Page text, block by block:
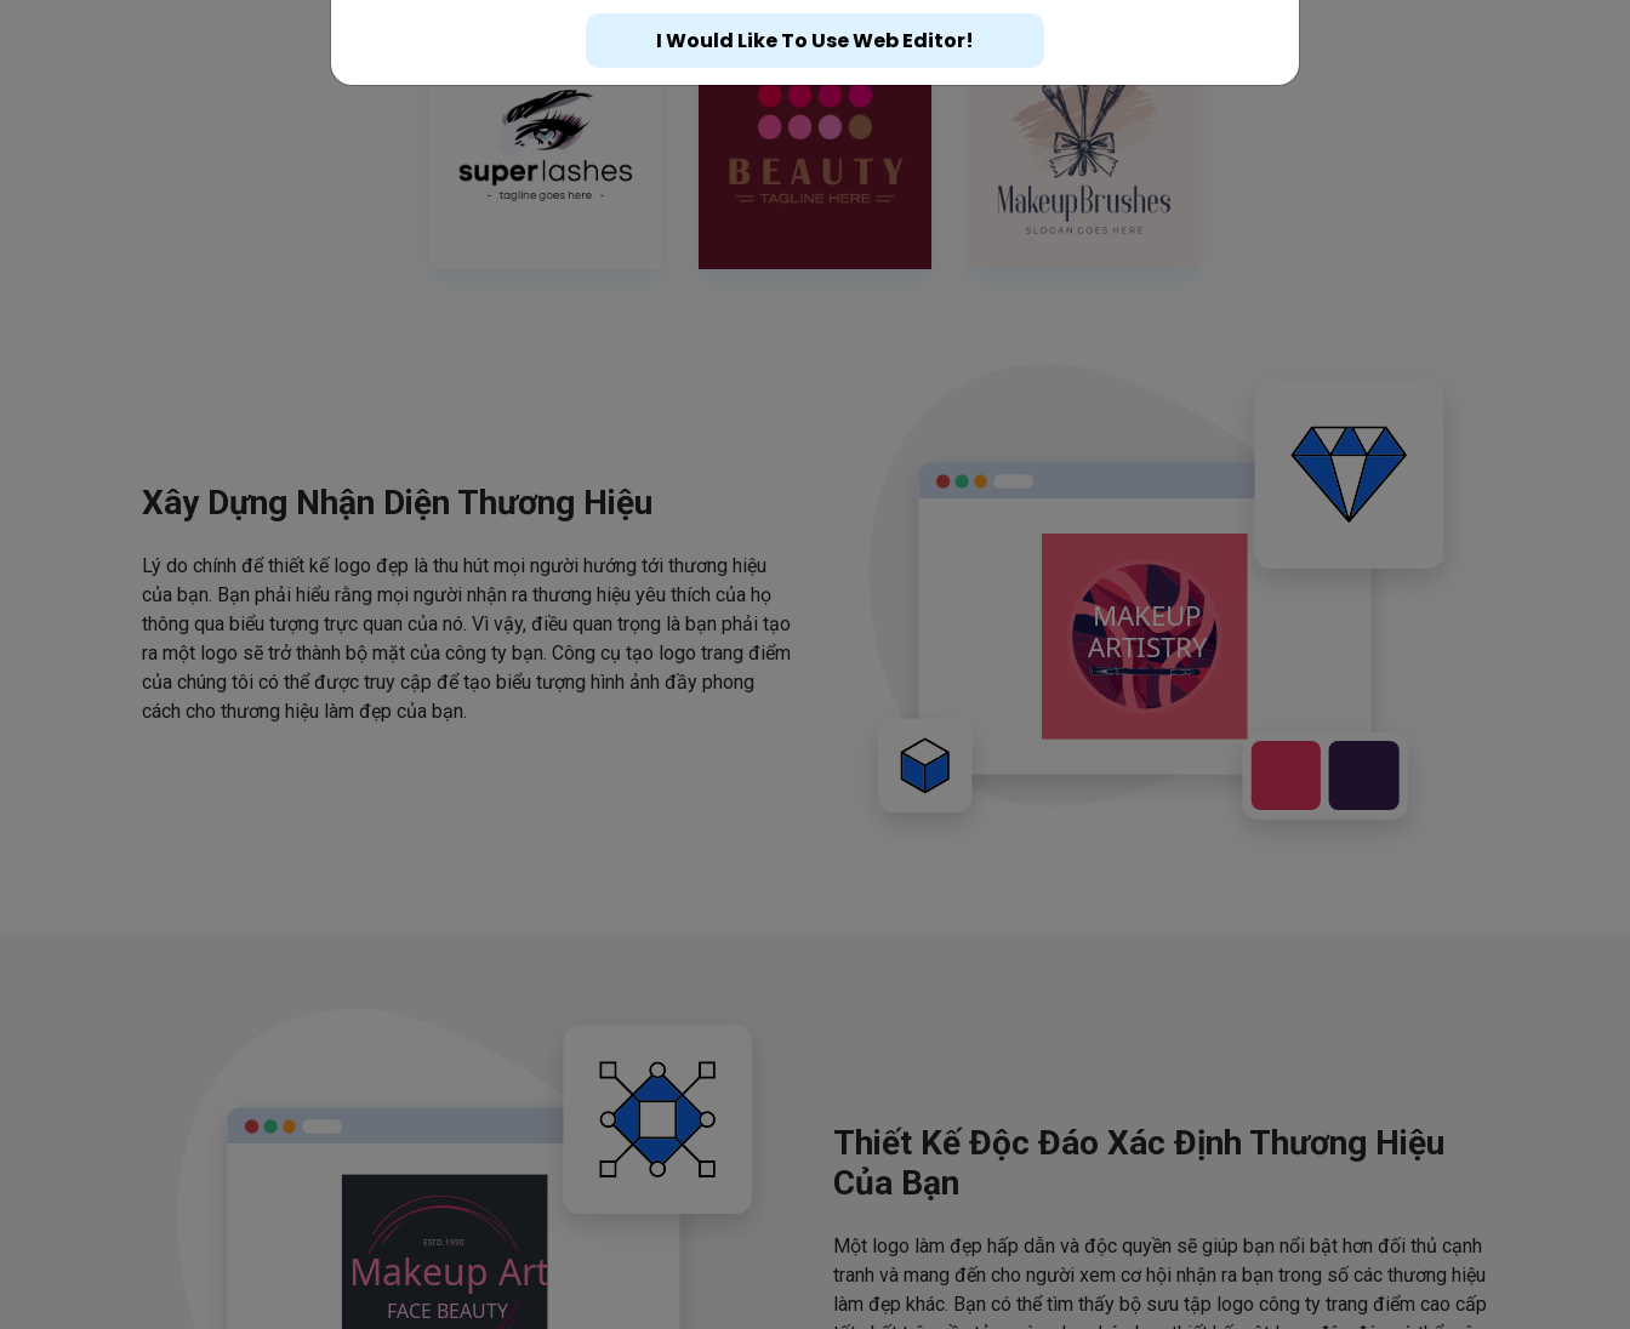
Xây Dựng Nhận Diện Thương Hiệu
Lý do chính để thiết kế logo đẹp là thu hút mọi người hướng tới thương hiệu
của bạn. Bạn phải hiểu rằng mọi người nhận ra thương hiệu yêu thích của họ
thông qua biểu tượng trực quan của nó. Vì vậy, điều quan trọng là bạn phải tạo
ra một logo sẽ trở thành bộ mặt của công ty bạn. Công cụ tạo logo trang điểm
của chúng tôi có thể được truy cập để tạo biểu tượng hình ảnh đầy phong
cách cho thương hiệu làm đẹp của bạn.
Thiết Kế Độc Đáo Xác Định Thương Hiệu
Của Bạn
Một logo làm đẹp hấp dẫn và độc quyền sẽ giúp bạn nổi bật hơn đối thủ cạnh
tranh và mang đến cho người xem cơ hội nhận ra bạn trong số các thương hiệu
làm đẹp khác. Bạn có thể tìm thấy bộ sưu tập logo công ty trang điểm cao cấp
I Would Like To Use Web Editor!